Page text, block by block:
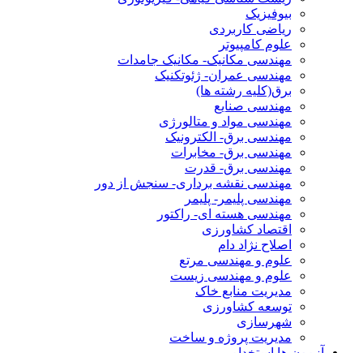
بیوفیزیک
ریاضی کاربردی
علوم کامپیوتر
مهندسی مکانیک- مکانیک جامدات
مهندسی عمران- ژئوتکنیک
برق(کلیه رشته ها)
مهندسی صنایع
مهندسی مواد و متالورژی
مهندسی برق- الکترونیک
مهندسی برق- مخابرات
مهندسی برق- قدرت
مهندسی نقشه برداری- سنجش از دور
مهندسی پلیمر- پلیمر
مهندسی هسته ای- راکتور
اقتصاد کشاورزی
اصلاح نژاد دام
علوم و مهندسی مرتع
علوم و مهندسی زیست
مدیریت منابع خاک
توسعه کشاورزی
شهرسازی
مدیریت پروژه و ساخت